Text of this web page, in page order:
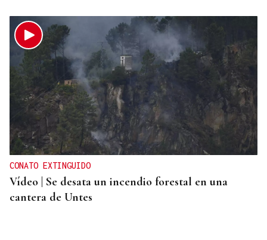
CONATO EXTINGUIDO
Vídeo | Se desata un incendio forestal en una
cantera de Untes